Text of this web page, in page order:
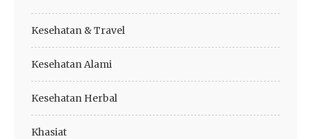
Kesehatan & Travel
Kesehatan Alami
Kesehatan Herbal
Khasiat